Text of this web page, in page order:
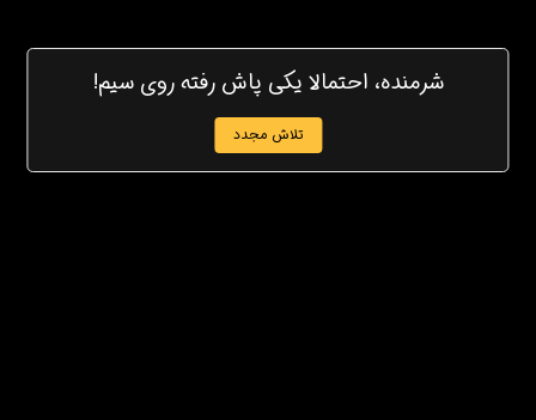
شرمنده، احتمالا یکی پاش رفته روی سیم!
تلاش مجدد